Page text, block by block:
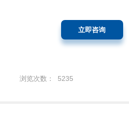
立即咨询
浏览次数： 5235